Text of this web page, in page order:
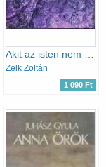
Zelk Zoltán
1 090 Ft